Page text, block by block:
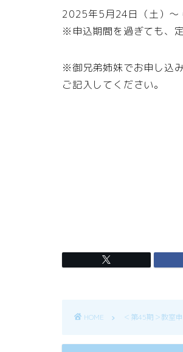
2025年5月24日（土）～
※申込期間を過ぎても、
※御兄弟姉妹でお申し込
ご記入してください。
HOME ＜第45期＞教室